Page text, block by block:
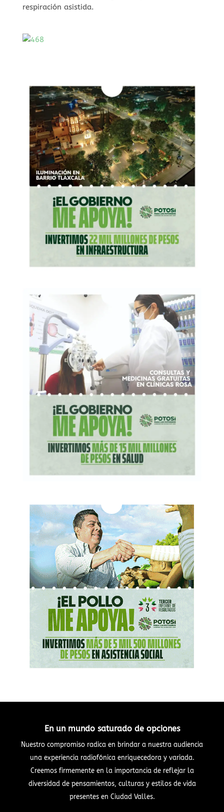
respiración asistida.
En un mundo saturado de opciones
Nuestro compromiso radica en brindar a nuestra audiencia
una experiencia radiofónica enriquecedora y variada.
Creemos firmemente en la importancia de reflejar la
diversidad de pensamientos, culturas y estilos de vida
presentes en Ciudad Valles.